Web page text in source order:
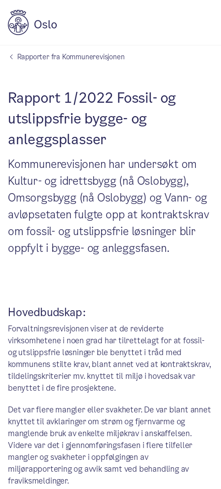
Rapporter fra Kommunerevisjonen
Rapport 1/2022 Fossil- og
utslippsfrie bygge- og
anleggsplasser
Kommunerevisjonen har undersøkt om
Kultur- og idrettsbygg (nå Oslobygg),
Omsorgsbygg (nå Oslobygg) og Vann- og
avløpsetaten fulgte opp at kontraktskrav
om fossil- og utslippsfrie løsninger blir
oppfylt i bygge- og anleggsfasen.
Hovedbudskap:
Forvaltningsrevisjonen viser at de reviderte
virksomhetene i noen grad har tilrettelagt for at fossil-
og utslippsfrie løsninger ble benyttet i tråd med
kommunens stilte krav, blant annet ved at kontraktskrav,
tildelingskriterier mv. knyttet til miljø i hovedsak var
benyttet i de fire prosjektene.
Det var flere mangler eller svakheter. De var blant annet
knyttet til avklaringer om strøm og fjernvarme og
manglende bruk av enkelte miljøkrav i anskaffelsen.
Videre var det i gjennomføringsfasen i flere tilfeller
mangler og svakheter i oppfølgingen av
miljørapportering og avvik samt ved behandling av
fraviksmeldinger.